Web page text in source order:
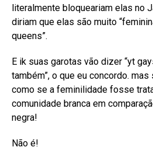
literalmente bloqueariam elas no
diriam que elas são muito
queens”.
E ik suas garotas vão dizer “yt
também”, o que eu concordo.
como se a feminilidade fosse
comunidade branca em
negra!
Não é!